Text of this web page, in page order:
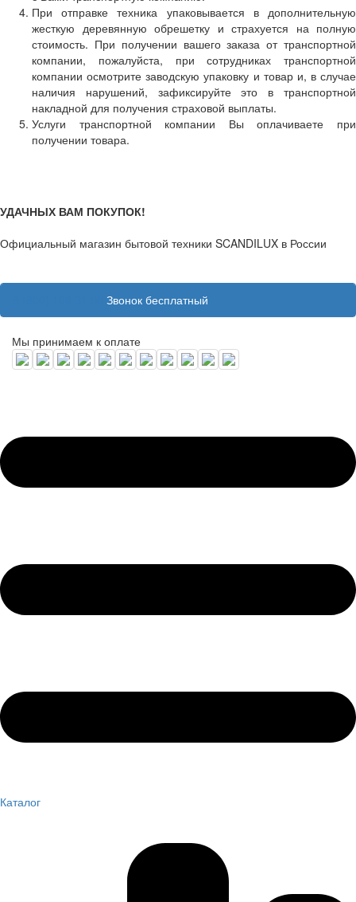
При отправке техника упаковывается в дополнительную
жесткую деревянную обрешетку и страхуется на полную
стоимость. При получении вашего заказа от транспортной
компании, пожалуйста, при сотрудниках транспортной
компании осмотрите заводскую упаковку и товар и, в случае
наличия нарушений, зафиксируйте это в транспортной
накладной для получения страховой выплаты.
Услуги транспортной компании Вы оплачиваете при
получении товара.
УДАЧНЫХ ВАМ ПОКУПОК!
Официальный магазин бытовой техники SCANDILUX в России
Звонок бесплатный
Мы принимаем к оплате
Каталог